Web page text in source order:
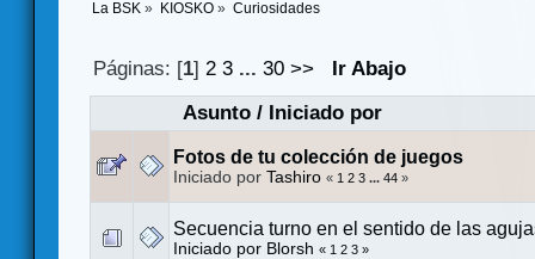
La BSK » KIOSKO» Curiosidades
Páginas: [1]2 3 ...30 >>
Ir Abajo
Asunto/ Iniciado por
Fotos de tu colección de juegos
Iniciado por Tashiro « 1 2 3 ... 44 »
Secuencia turno en el sentido de las
Iniciado por Blorsh « 1 2 3 »